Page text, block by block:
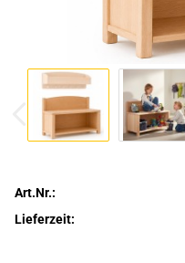
Art.Nr.:
Lieferzeit: